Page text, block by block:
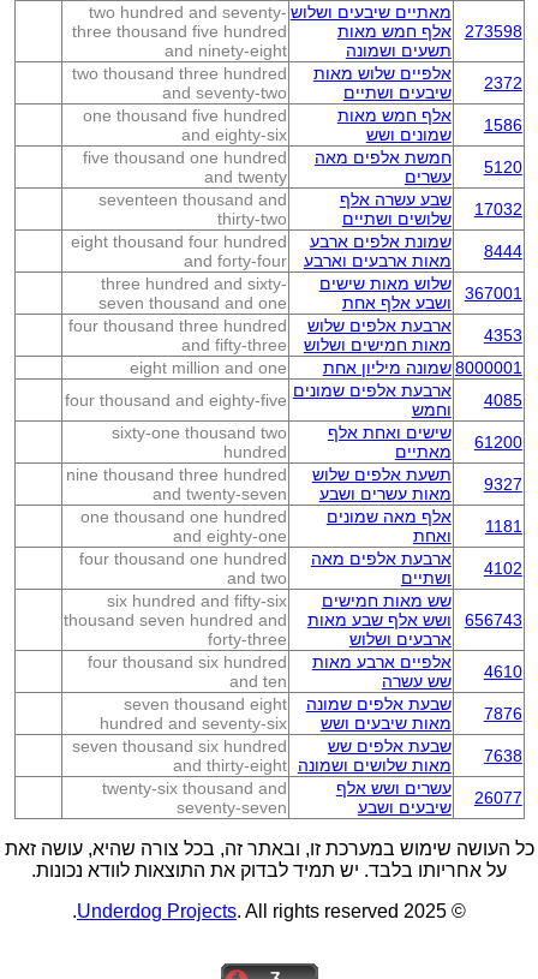
273598
מאתיים שיבעים ושלוש
אלף חמש מאות
תשעים ושמונה
two hundred and seventy-
three thousand five hundred
and ninety-eight
2372
אלפיים שלוש מאות
שיבעים ושתיים
two thousand three hundred
and seventy-two
1586
אלף חמש מאות
שמונים ושש
one thousand five hundred
and eighty-six
5120
חמשת אלפים מאה
עשרים
five thousand one hundred
and twenty
17032
שבע עשרה אלף
שלושים ושתיים
seventeen thousand and
thirty-two
8444
שמונת אלפים ארבע
מאות ארבעים וארבע
eight thousand four hundred
and forty-four
367001
שלוש מאות שישים
ושבע אלף אחת
three hundred and sixty-
seven thousand and one
4353
ארבעת אלפים שלוש
מאות חמישים ושלוש
four thousand three hundred
and fifty-three
8000001 שמונה מיליון אחת
eight million and one
4085
ארבעת אלפים שמונים
וחמש
four thousand and eighty-five
61200
שישים ואחת אלף
מאתיים
sixty-one thousand two
hundred
9327
תשעת אלפים שלוש
מאות עשרים ושבע
nine thousand three hundred
and twenty-seven
1181
אלף מאה שמונים
ואחת
one thousand one hundred
and eighty-one
4102
ארבעת אלפים מאה
ושתיים
four thousand one hundred
and two
656743
שש מאות חמישים
ושש אלף שבע מאות
ארבעים ושלוש
six hundred and fifty-six
thousand seven hundred and
forty-three
4610
אלפיים ארבע מאות
שש עשרה
four thousand six hundred
and ten
7876
שבעת אלפים שמונה
מאות שיבעים ושש
seven thousand eight
hundred and seventy-six
7638
שבעת אלפים שש
מאות שלושים ושמונה
seven thousand six hundred
and thirty-eight
26077
עשרים ושש אלף
שיבעים ושבע
twenty-six thousand and
seventy-seven
כל העושה שימוש במערכת זו, ובאתר זה, בכל צורה שהיא, עושה זאת
על אחריותו בלבד. יש תמיד לבדוק את התוצאות לוודא נכונות.
© 2025
Underdog Projects. All rights reserved.